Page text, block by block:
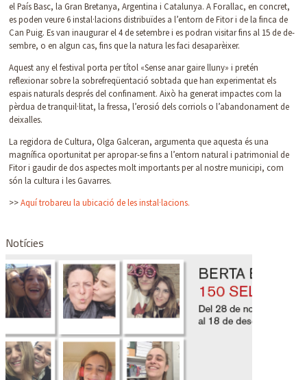
el País Basc, la Gran Bretanya, Argentina i Catalunya. A Forallac, en concret,
es poden veure 6 instal·lacions distribuïdes a l’entorn de Fitor i de la finca de
Can Puig. Es van inaugurar el 4 de setembre i es podran visitar fins al 15 de de-
sembre, o en algun cas, fins que la natura les faci desaparèixer.
Aquest any el festival porta per títol «Sense anar gaire lluny» i pretén
reflexionar sobre la sobrefreqüentació sobtada que han experimentat els
espais naturals després del confinament. Això ha generat impactes com la
pèrdua de tranquil·litat, la fressa, l’erosió dels corriols o l’abandonament de
deixalles.
La regidora de Cultura, Olga Galceran, argumenta que aquesta és una
magnífica oportunitat per apropar-se fins a l’entorn natural i patrimonial de
Fitor i gaudir de dos aspectes molt importants per al nostre municipi, com
són la cultura i les Gavarres.
>>Aquí trobareu la ubicació de les instal·lacions.
Notícies